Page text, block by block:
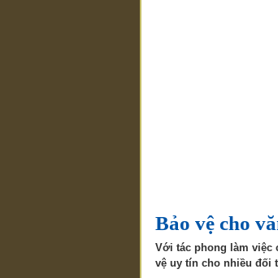
Bảo vệ cho
Với tác phong làm việc
vệ uy tín cho nhiều đối